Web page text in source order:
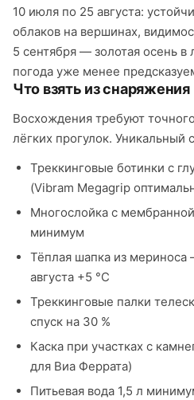
10 июля по 25 августа:
облаков на вершинах,
5 сентября — золотая осень в
погода уже менее
Что взять из снаряжения
Восхождения требуют
лёгких прогулок. Уникальный
Треккинговые ботинки с
(Vibram Megagrip
Многослойка с
минимум
Тёплая шапка из мериноса
августа +5 °C
Треккинговые палки
спуск на 30 %
Каска при участках с
для Виа Феррата)
Питьевая вода 1,5 л